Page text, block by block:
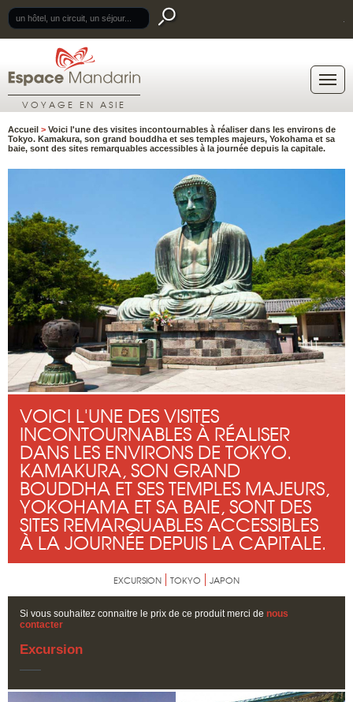
VOYAGE EN ASIE
Accueil > Voici l'une des visites incontournables à réaliser dans les environs de
Tokyo. Kamakura, son grand bouddha et ses temples majeurs, Yokohama et sa
baie, sont des sites remarquables accessibles à la journée depuis la capitale.
VOICI L'UNE DES VISITES
INCONTOURNABLES À RÉALISER
DANS LES ENVIRONS DE TOKYO.
KAMAKURA, SON GRAND
BOUDDHA ET SES TEMPLES MAJEURS,
YOKOHAMA ET SA BAIE, SONT DES
SITES REMARQUABLES ACCESSIBLES
À LA JOURNÉE DEPUIS LA CAPITALE.
EXCURSION TOKYO JAPON
Si vous souhaitez connaitre le prix de ce produit merci de nous
contacter
Excursion